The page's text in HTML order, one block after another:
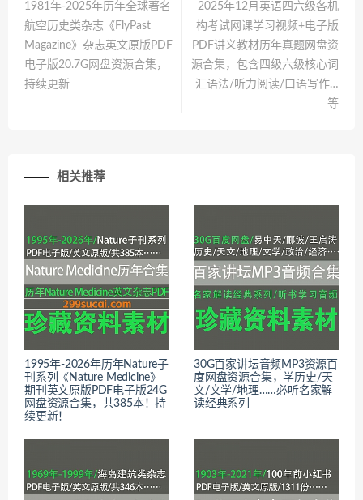
1981年-2025年历年全球著名
航空历史类杂志《FlyPast
Magazine》杂志英文原版PDF
电子版20.7G网盘资源合集，
持续更新
2025年12月英语四六级各机
构考试网课学习视频+电子版
PDF讲义教材历年真题网盘资
源合集，包含四级六级核心词
汇语法/听力阅读/口语写作…
等
相关推荐
1995年-2026年历年Nature子
刊系列《Nature Medicine》
期刊英文原版PDF电子版24G
网盘资源合集，共385本！持
续更新！
30G百家讲坛音频MP3资源百
度网盘资源合集，学历史/天
文/文学/地理……必听名家解
读经典系列